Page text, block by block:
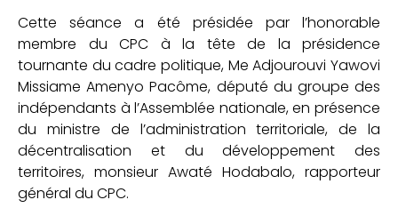
Cette séance a été présidée par l’honorable
membre du CPC à la tête de la présidence
tournante du cadre politique, Me Adjourouvi Yawovi
Missiame Amenyo Pacôme, député du groupe des
indépendants à l’Assemblée nationale, en présence
du ministre de l’administration territoriale, de la
décentralisation et du développement des
territoires, monsieur Awaté Hodabalo, rapporteur
général du CPC.